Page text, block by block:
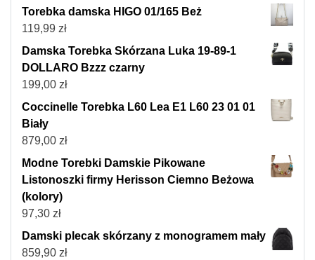
Torebka damska HIGO 01/165 Beż
119,99 zł
Damska Torebka Skórzana Luka 19-89-1
DOLLARO Bzzz czarny
199,00 zł
Coccinelle Torebka L60 Lea E1 L60 23 01 01
Biały
879,00 zł
Modne Torebki Damskie Pikowane
Listonoszki firmy Herisson Ciemno Beżowa
(kolory)
97,30 zł
Damski plecak skórzany z monogramem mały
859,90 zł